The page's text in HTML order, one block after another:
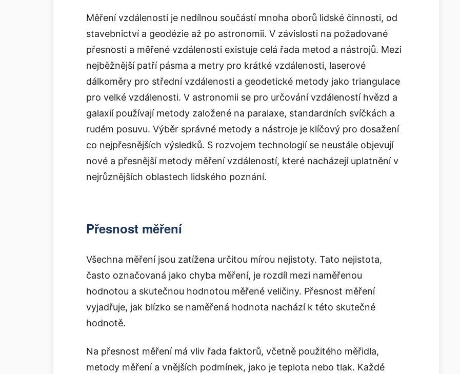
Měření vzdáleností je nedílnou součástí mnoha oborů lidské činnosti, od
stavebnictví a geodézie až po astronomii. V závislosti na požadované
přesnosti a měřené vzdálenosti existuje celá řada metod a nástrojů. Mezi
nejběžnější patří pásma a metry pro krátké vzdálenosti, laserové
dálkoměry pro střední vzdálenosti a geodetické metody jako triangulace
pro velké vzdálenosti. V astronomii se pro určování vzdáleností hvězd a
galaxií používají metody založené na paralaxe, standardních svíčkách a
rudém posuvu. Výběr správné metody a nástroje je klíčový pro dosažení
co nejpřesnějších výsledků. S rozvojem technologií se neustále objevují
nové a přesnější metody měření vzdáleností, které nacházejí uplatnění v
nejrůznějších oblastech lidského poznání.
Přesnost měření
Všechna měření jsou zatížena určitou mírou nejistoty. Tato nejistota,
často označovaná jako chyba měření, je rozdíl mezi naměřenou
hodnotou a skutečnou hodnotou měřené veličiny. Přesnost měření
vyjadřuje, jak blízko se naměřená hodnota nachází k této skutečné
hodnotě.
Na přesnost měření má vliv řada faktorů, včetně použitého měřidla,
metody měření a vnějších podmínek, jako je teplota nebo tlak. Každé